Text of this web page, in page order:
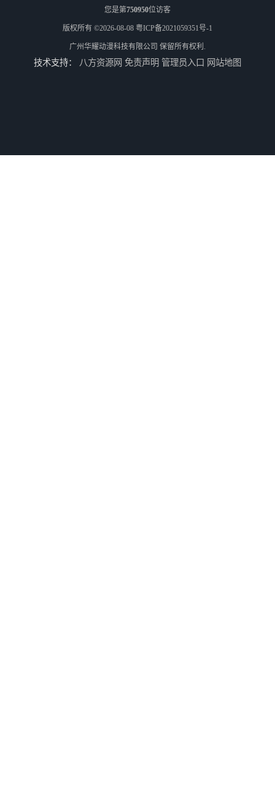
您是第750950位访客
版权所有 ©2026-08-08 粤ICP备2021059351号-1
广州华耀动漫科技有限公司 保留所有权利.
技术支持： 八方资源网 免责声明 管理员入口 网站地图